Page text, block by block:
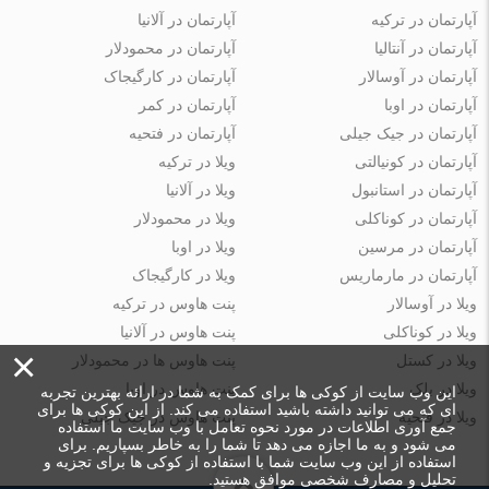
آپارتمان در ترکیه
آپارتمان در آنتالیا
آپارتمان در آوسالار
آپارتمان در اوبا
آپارتمان در جیک جیلی
آپارتمان در آلانیا
آپارتمان در محمودلار
آپارتمان در کارگیجاک
آپارتمان در کمر
آپارتمان در فتحیه
آپارتمان در کونیالتی
آپارتمان در استانبول
آپارتمان در کوناکلی
آپارتمان در مرسین
آپارتمان در مارماریس
ویلا در ترکیه
ویلا در آلانیا
ویلا در محمودلار
ویلا در اوبا
ویلا در کارگیجاک
ویلا در آوسالار
ویلا در کوناکلی
ویلا در کستل
ویلا در بلک
ویلا در فتحیه
پنت هاوس در ترکیه
پنت هاوس در آلانیا
پنت هاوس ها در محمودلار
پنت هاوس در اوبا
پنت هاوس در جیک جیلی
×
این وب سایت از کوکی ها برای کمک به شما در ارائه بهترین تجربه
ای که می توانید داشته باشید استفاده می کند. از این کوکی ها برای
جمع آوری اطلاعات در مورد نحوه تعامل با وب سایت ما استفاده
می شود و به ما اجازه می دهد تا شما را به خاطر بسپاریم. برای
استفاده از این وب سایت شما با استفاده از کوکی ها برای تجزیه و
تحلیل و مصارف شخصی موافق هستید.